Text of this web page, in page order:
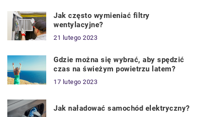
Jak często wymieniać filtry
wentylacyjne?
21 lutego 2023
Gdzie można się wybrać, aby spędzić
czas na świeżym powietrzu latem?
17 lutego 2023
Jak naładować samochód elektryczny?